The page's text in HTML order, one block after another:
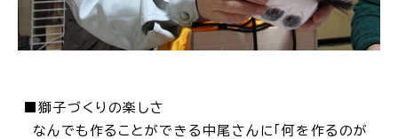
■獅子づくりの楽しさ
なんでも作ることができる中尾さんに「何を作るのが